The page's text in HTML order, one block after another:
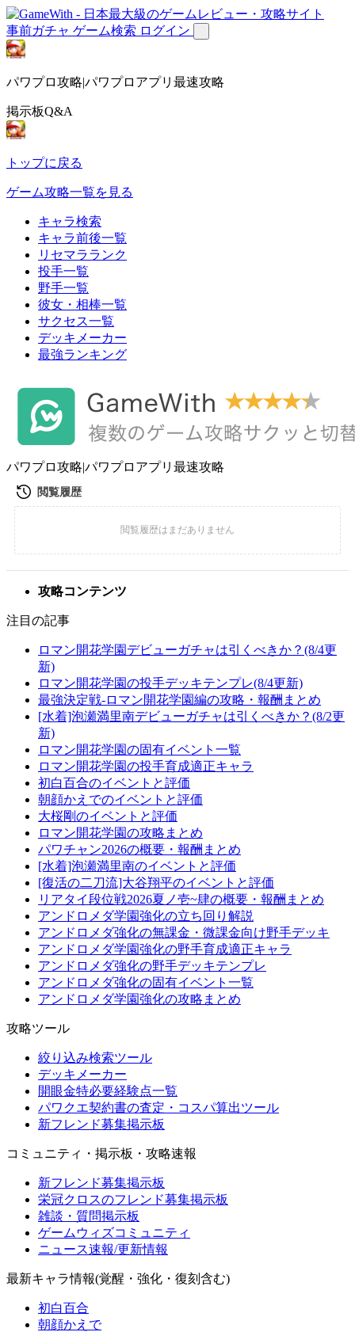
事前ガチャ ゲーム検索 ログイン
パワプロ攻略|パワプロアプリ最速攻略
掲示板Q&A
トップに戻る
ゲーム攻略一覧を見る
キャラ検索
キャラ前後一覧
リセマラランク
投手一覧
野手一覧
彼女・相棒一覧
サクセス一覧
デッキメーカー
最強ランキング
パワプロ攻略|パワプロアプリ最速攻略
攻略コンテンツ
注目の記事
ロマン開花学園デビューガチャは引くべきか？(8/4更
新)
ロマン開花学園の投手デッキテンプレ(8/4更新)
最強決定戦-ロマン開花学園編の攻略・報酬まとめ
[水着]泡瀬満里南デビューガチャは引くべきか？(8/2更
新)
ロマン開花学園の固有イベント一覧
ロマン開花学園の投手育成適正キャラ
初白百合のイベントと評価
朝顔かえでのイベントと評価
大桜剛のイベントと評価
ロマン開花学園の攻略まとめ
パワチャン2026の概要・報酬まとめ
[水着]泡瀬満里南のイベントと評価
[復活の二刀流]大谷翔平のイベントと評価
リアタイ段位戦2026夏ノ壱~肆の概要・報酬まとめ
アンドロメダ学園強化の立ち回り解説
アンドロメダ強化の無課金・微課金向け野手デッキ
アンドロメダ学園強化の野手育成適正キャラ
アンドロメダ強化の野手デッキテンプレ
アンドロメダ強化の固有イベント一覧
アンドロメダ学園強化の攻略まとめ
攻略ツール
絞り込み検索ツール
デッキメーカー
開眼金特必要経験点一覧
パワクエ契約書の査定・コスパ算出ツール
新フレンド募集掲示板
コミュニティ・掲示板・攻略速報
新フレンド募集掲示板
栄冠クロスのフレンド募集掲示板
雑談・質問掲示板
ゲームウィズコミュニティ
ニュース速報/更新情報
最新キャラ情報(覚醒・強化・復刻含む)
初白百合
朝顔かえで